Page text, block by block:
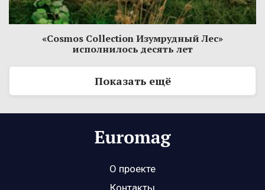
«Cosmos Collection Изумрудный Лес»
исполнилось десять лет
Показать ещё
О проекте